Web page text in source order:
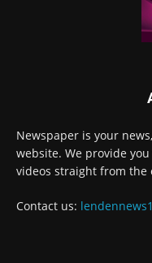
Newspaper is your
website. We provide
videos straight from
Contact us: